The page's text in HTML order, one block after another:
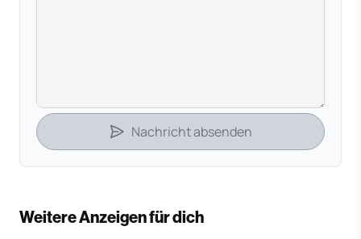
Nachricht absenden
Weitere Anzeigen für dich